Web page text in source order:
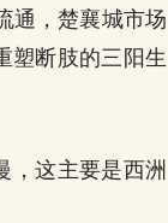
通，楚襄城市场
塑断肢的三阳生
，这主要是西洲